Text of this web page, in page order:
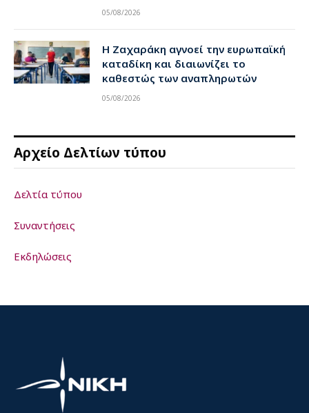
05/08/2026
Η Ζαχαράκη αγνοεί την ευρωπαϊκή
καταδίκη και διαιωνίζει το
καθεστώς των αναπληρωτών
05/08/2026
Αρχείο Δελτίων τύπου
Δελτία τύπου
Συναντήσεις
Εκδηλώσεις